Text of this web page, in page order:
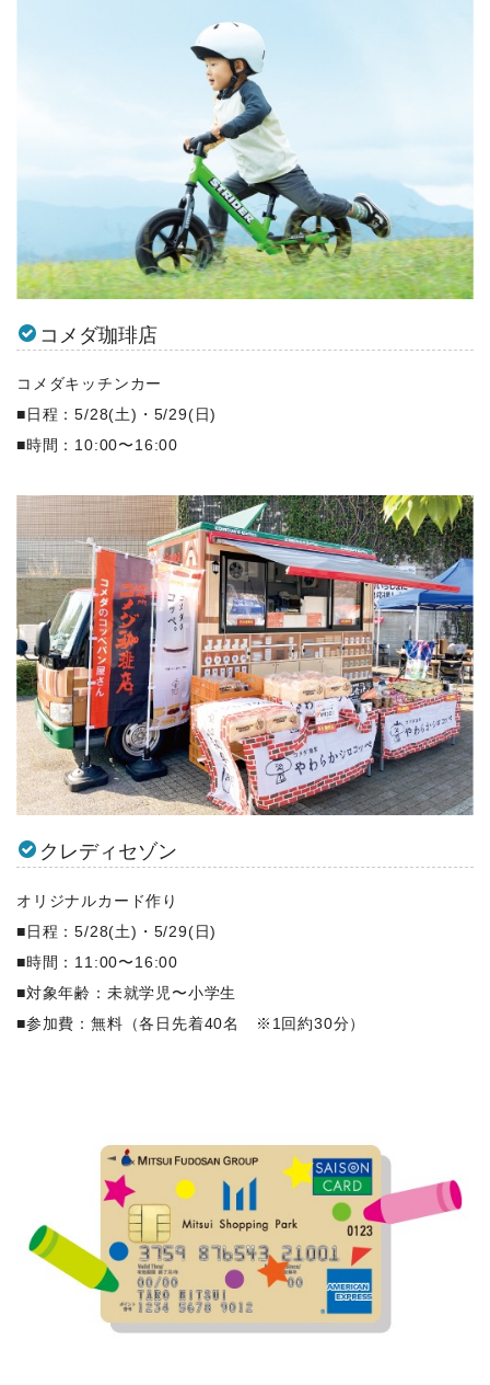
コメダ珈琲店
コメダキッチンカー
■日程：5/28(土)・5/29(日)
■時間：10:00〜16:00
クレディセゾン
オリジナルカード作り
■日程：5/28(土)・5/29(日)
■時間：11:00〜16:00
■対象年齢：未就学児〜小学生
■参加費：無料（各日先着40名 ※1回約30分）